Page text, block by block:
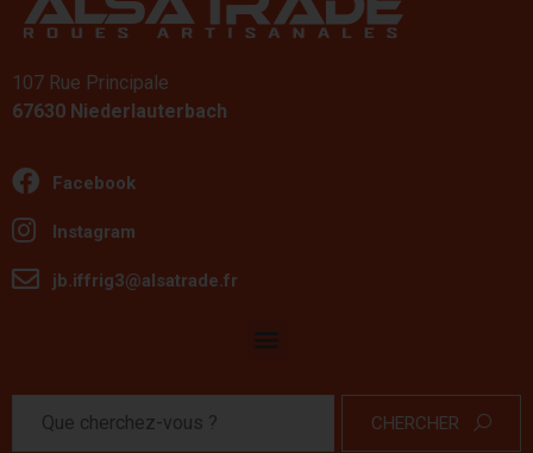
107 Rue Principale
67630 Niederlauterbach
Facebook
Instagram
jb.iffrig3@alsatrade.fr
CHERCHER